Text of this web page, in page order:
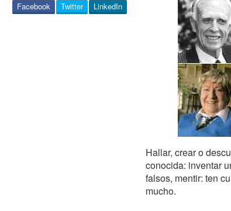
LinkedIn
Twitter
Facebook
Hallar, crear o
conocida: inventar
falsos, mentir: ten
mucho.